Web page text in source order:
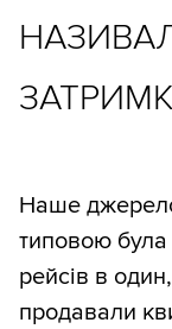
Наше
типовою була
рейсів в
продавали